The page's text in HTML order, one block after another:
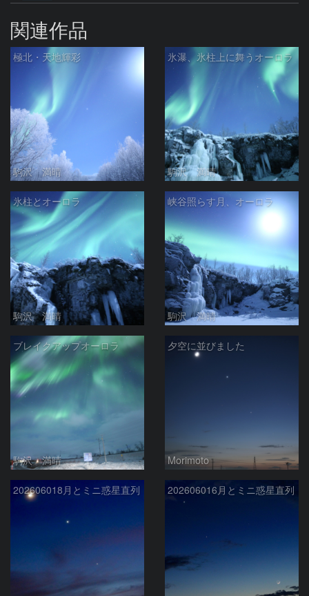
関連作品
極北・天地輝彩
駒沢 満晴
氷瀑、氷柱上に舞うオーロラ
駒沢 満晴
氷柱とオーロラ
駒沢 満晴
峡谷照らす月、オーロラ
駒沢 満晴
ブレイクアップオーロラ
駒沢 満晴
夕空に並びました
Morimoto
202606018月とミニ惑星直列 202606016月とミニ惑星直列